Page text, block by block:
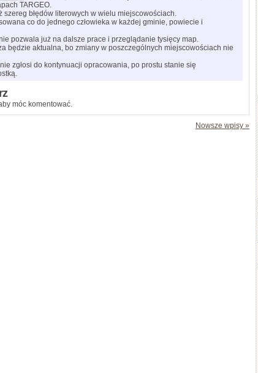
TARGEO.
szereg błędów literowych w wielu miejscowościach.
co do jednego człowieka w każdej gminie, powiecie i
pozwala już na dalsze prace i przeglądanie tysięcy map.
będzie aktualna, bo zmiany w poszczególnych miejscowościach nie
zgłosi do kontynuacji opracowania, po prostu stanie się
móc komentować.
Nowsze wpisy »